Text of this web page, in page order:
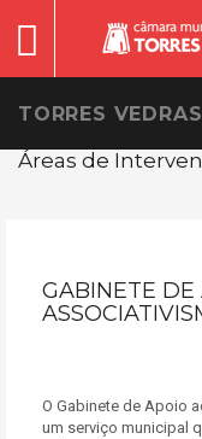
TORRES VEDRAS
Áreas de
GABINETE
O Gabinete de Apoio
um serviço municipal